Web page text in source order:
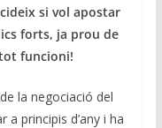
si vol apostar
forts, ja prou de
funcioni!
la negociació del
principis d’any i ha